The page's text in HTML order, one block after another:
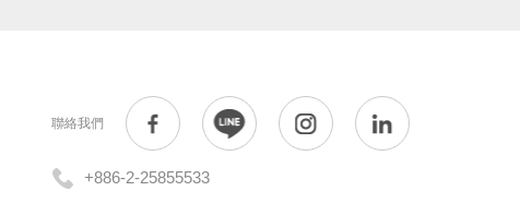
聯絡我們
+886-2-25855533